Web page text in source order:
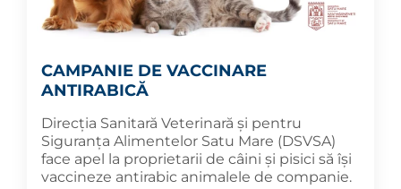
CAMPANIE DE VACCINARE
ANTIRABICĂ
Direcția Sanitară Veterinară și pentru
Siguranța Alimentelor Satu Mare (DSVSA)
face apel la proprietarii de câini și pisici să își
vaccineze antirabic animalele de companie.